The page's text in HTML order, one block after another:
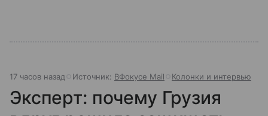
17 часов назад Источник: ВФокусе Mail Колонки и интервью
Эксперт: почему Грузия